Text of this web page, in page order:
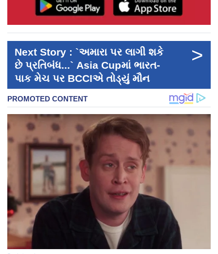
Next Story : `અમારા પર લાગી શકે
છે પ્રતિબંધ...` Asia Cupમાં ભારત-
પાક મેચ પર BCCIએ તોડ્યું મૌન
>